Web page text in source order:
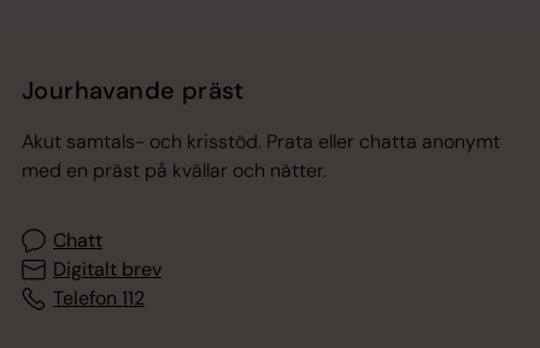
Jourhavande präst
Akut samtals- och krisstöd. Prata eller chatta anonymt
med en präst på kvällar och nätter.
Chatt
Digitalt brev
Telefon 112